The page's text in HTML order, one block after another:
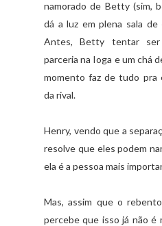
namorado de Betty (sim,
dá a luz em plena sala de
Antes, Betty tentar
parceria na Ioga e um chá
momento faz de tudo pra
da rival.
Henry, vendo que a
resolve que eles podem
ela é a pessoa mais
Mas, assim que o
percebe que isso já não é